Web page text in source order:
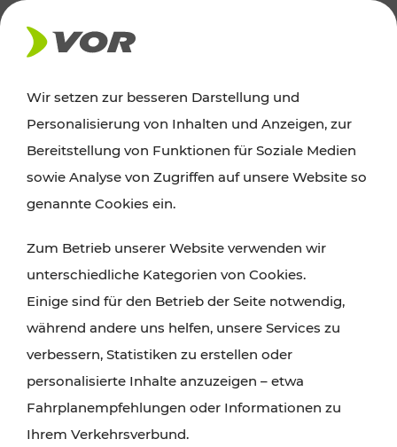
AKTUELLES
News
Alle wichtigen Meldungen zu Fahrplanänderungen,
finden Sie hier im Überblick.
Wir setzen zur besseren Darstellung und
Personalisierung von Inhalten und Anzeigen, zur
Bereitstellung von Funktionen für Soziale Medien
sowie Analyse von Zugriffen auf unsere Website so
genannte Cookies ein.
Zum Betrieb unserer Website verwenden wir
unterschiedliche Kategorien von Cookies.
Einige sind für den Betrieb der Seite notwendig,
während andere uns helfen, unsere Services zu
verbessern, Statistiken zu erstellen oder
personalisierte Inhalte anzuzeigen – etwa
Fahrplanempfehlungen oder Informationen zu
Ihrem Verkehrsverbund.